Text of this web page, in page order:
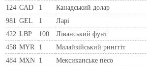
124 CAD 1 Канадський долар
981 GEL 1 Ларi
422 LBP 100 Ліванський фунт
458 MYR 1 Малайзійський ринггіт
484 MXN 1 Мексиканське песо